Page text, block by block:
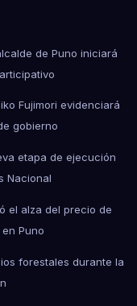
de Puno iniciará
Fujimori evidenciará
gobierno
etapa de ejecución
Nacional
el alza del precio de
Puno
forestales durante la